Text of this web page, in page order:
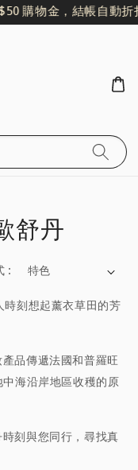
購物金，結帳自動折
舒丹
:
刻想起薰衣草田的芳
品傳遞法國和普羅旺
海沿岸地區收穫的原
刻與您同行，尋找真